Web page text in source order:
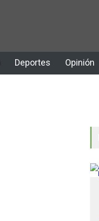
Deportes Opinión